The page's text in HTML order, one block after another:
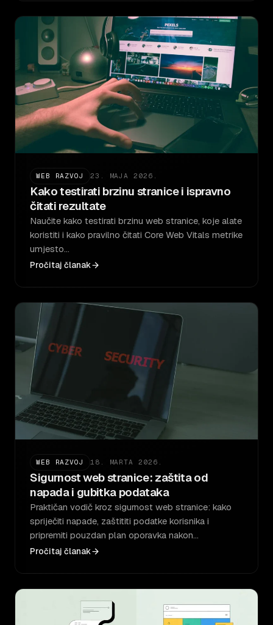
WEB RAZVOJ 23. MAJA 2026.
Kako testirati brzinu stranice i ispravno
čitati rezultate
Naučite kako testirati brzinu web stranice, koje alate
koristiti i kako pravilno čitati Core Web Vitals metrike
umjesto…
Pročitaj članak
WEB RAZVOJ 18. MARTA 2026.
Sigurnost web stranice: zaštita od
napada i gubitka podataka
Praktičan vodič kroz sigurnost web stranice: kako
spriječiti napade, zaštititi podatke korisnika i
pripremiti pouzdan plan oporavka nakon…
Pročitaj članak